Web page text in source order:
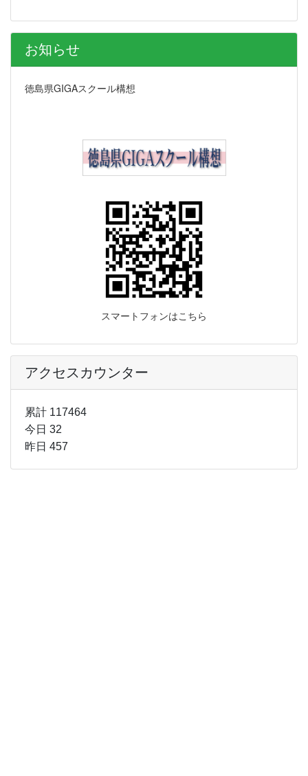
お知らせ
徳島県GIGAスクール構想
スマートフォンはこちら
アクセスカウンター
累計 117464
今日 32
昨日 457